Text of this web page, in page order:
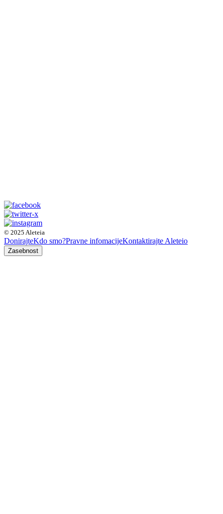
© 2025 Aleteia
DonirajteKdo smo?Pravne infomacijeKontaktirajte Aleteio
Zasebnost